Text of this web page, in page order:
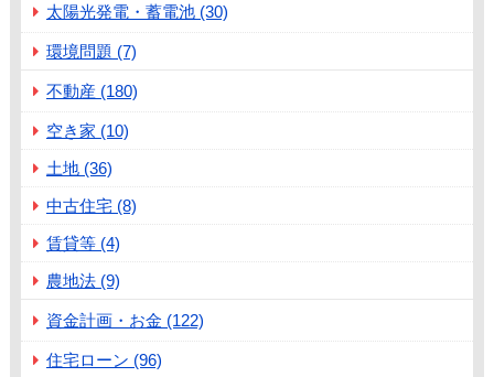
太陽光発電・蓄電池 (30)
環境問題 (7)
不動産 (180)
空き家 (10)
土地 (36)
中古住宅 (8)
賃貸等 (4)
農地法 (9)
資金計画・お金 (122)
住宅ローン (96)